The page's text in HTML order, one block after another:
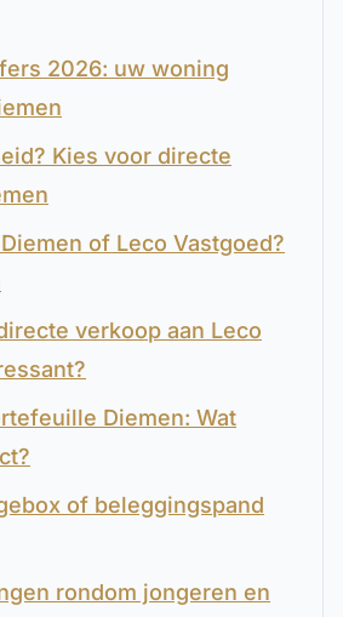
2026: uw woning
Kies voor directe
of Leco Vastgoed?
verkoop aan Leco
Diemen: Wat
of beleggingspand
rondom jongeren en